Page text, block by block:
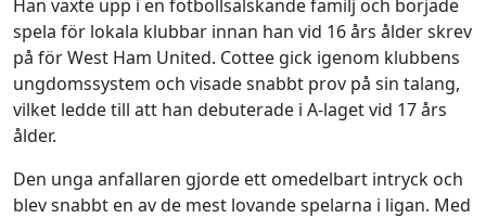
Han växte upp i en fotbollsälskande familj och började
spela för lokala klubbar innan han vid 16 års ålder skrev
på för West Ham United. Cottee gick igenom klubbens
ungdomssystem och visade snabbt prov på sin talang,
vilket ledde till att han debuterade i A-laget vid 17 års
ålder.
Den unga anfallaren gjorde ett omedelbart intryck och
blev snabbt en av de mest lovande spelarna i ligan. Med